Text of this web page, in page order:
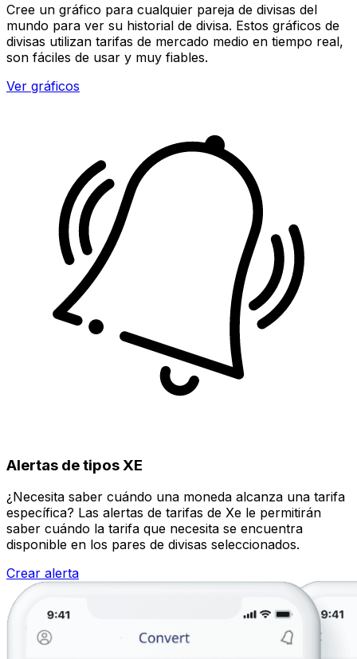
Cree un gráfico para cualquier pareja de divisas del
mundo para ver su historial de divisa. Estos gráficos de
divisas utilizan tarifas de mercado medio en tiempo real,
son fáciles de usar y muy fiables.
Ver gráficos
Alertas de tipos XE
¿Necesita saber cuándo una moneda alcanza una tarifa
específica? Las alertas de tarifas de Xe le permitirán
saber cuándo la tarifa que necesita se encuentra
disponible en los pares de divisas seleccionados.
Crear alerta